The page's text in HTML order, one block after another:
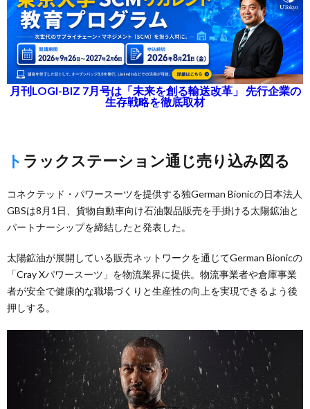
月刊LOGI-BIZ 7月号は「未来を創る輸送改革」 先行企業の
生存戦略を徹底取材
トラックステーション通じ売り込み図る
コネクテッド・パワースーツを提供する独German Bionicの日本法人
GBSは8月1日、貨物自動車向け石油製品販売を手掛ける太陽鉱油と
パートナーシップを締結したと発表した。
太陽鉱油が展開している販売ネットワークを通じてGerman Bionicの
「Cray Xパワースーツ」を物流業界に提供。物流事業者や倉庫事業
者が安全で健康的な職場づくりと生産性の向上を実現できるよう後
押しする。